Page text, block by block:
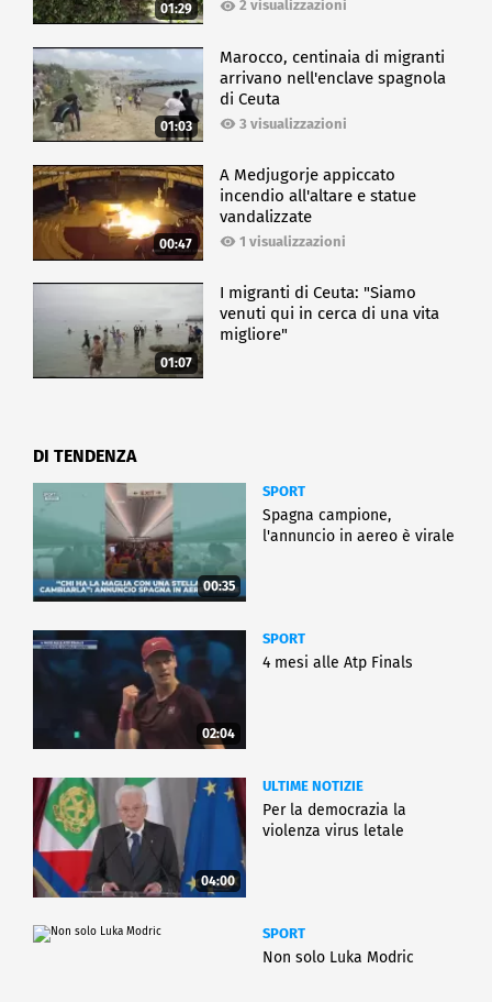
01:29 2 visualizzazioni
01:03
Marocco, centinaia di migranti
arrivano nell'enclave spagnola
di Ceuta
3 visualizzazioni
00:47
A Medjugorje appiccato
incendio all'altare e statue
vandalizzate
1 visualizzazioni
01:07
I migranti di Ceuta: "Siamo
venuti qui in cerca di una vita
migliore"
DI TENDENZA
00:35
SPORT
Spagna campione,
l'annuncio in aereo è virale
02:04
SPORT
4 mesi alle Atp Finals
04:00
ULTIME NOTIZIE
Per la democrazia la
violenza virus letale
SPORT
Non solo Luka Modric